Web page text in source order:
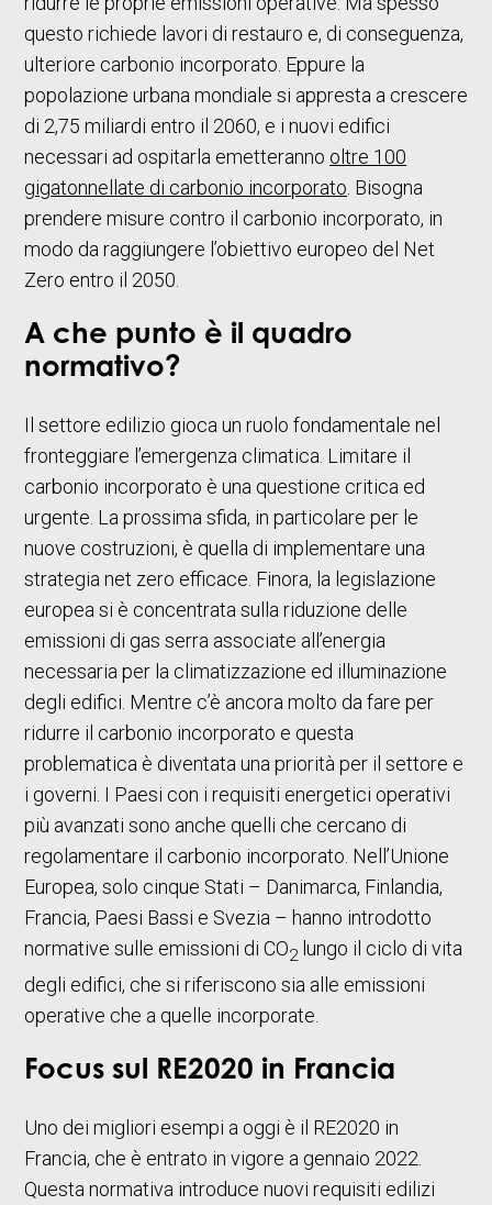
questo richiede lavori di restauro e, di conseguenza,
ulteriore carbonio incorporato. Eppure la
popolazione urbana mondiale si appresta a crescere
di 2,75 miliardi entro il 2060, e i nuovi edifici
necessari ad ospitarla emetteranno oltre 100
gigatonnellate di carbonio incorporato . Bisogna
prendere misure contro il carbonio incorporato, in
modo da raggiungere l’obiettivo europeo del Net
Zero entro il 2050.
A che punto è il quadro
normativo?
Il settore edilizio gioca un ruolo fondamentale nel
fronteggiare l’emergenza climatica. Limitare il
carbonio incorporato è una questione critica ed
urgente. La prossima sfida, in particolare per le
nuove costruzioni, è quella di implementare una
strategia net zero efficace. Finora, la legislazione
europea si è concentrata sulla riduzione delle
emissioni di gas serra associate all’energia
necessaria per la climatizzazione ed illuminazione
degli edifici. Mentre c’è ancora molto da fare per
ridurre il carbonio incorporato e questa
problematica è diventata una priorità per il settore e
i governi. I Paesi con i requisiti energetici operativi
più avanzati sono anche quelli che cercano di
regolamentare il carbonio incorporato. Nell’Unione
Europea, solo cinque Stati – Danimarca, Finlandia,
Francia, Paesi Bassi e Svezia – hanno introdotto
normative sulle emissioni di CO2 lungo il ciclo di vita
degli edifici, che si riferiscono sia alle emissioni
operative che a quelle incorporate.
Focus sul RE2020 in Francia
Uno dei migliori esempi a oggi è il RE2020 in
Francia, che è entrato in vigore a gennaio 2022.
Questa normativa introduce nuovi requisiti edilizi